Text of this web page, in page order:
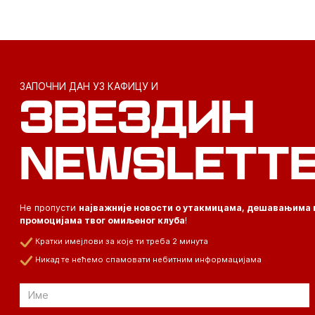
ЗАПОЧНИ ДАН УЗ КАФИЦУ И
ЗВЕЗДИН
Не пропусти најважније новости о утакмицама, дешавањима
промоцијама твог омиљеног клуба!
Кратки имејлови за које ти треба 2 минута
Никад те нећемо спамовати небитним информацијама
Email